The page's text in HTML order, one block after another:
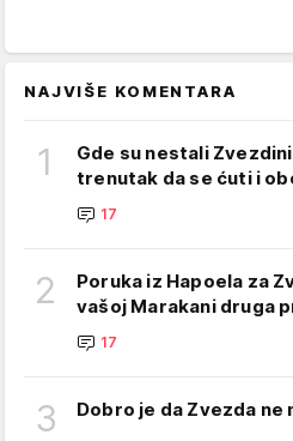
NAJVIŠE KOMENTARA
1
Gde su nestali
trenutak da se ćuti i
17
2
Poruka iz Hapoela za
vašoj Marakani druga
17
3 Dobro je da Zvezda